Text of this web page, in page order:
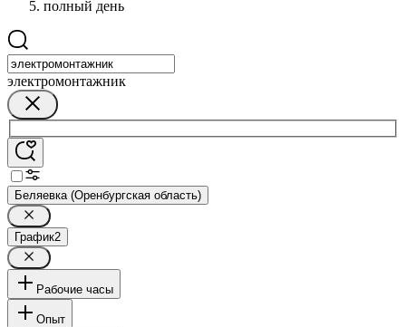
полный день
электромонтажник
Беляевка (Оренбургская область)
График2
Рабочие часы
Опыт